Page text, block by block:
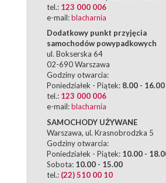
tel.: 123 000 006
e-mail:blacharnia
Dodatkowy punkt przyjęcia
samochodów powypadkowych
ul. Bokserska 64
02-690 Warszawa
Godziny otwarcia:
Poniedziałek - Piątek: 8.00 - 16.00
tel.: 123 000 006
e-mail:blacharnia
SAMOCHODY UŻYWANE
Warszawa, ul. Krasnobrodzka 5
Godziny otwarcia:
Poniedziałek - Piątek: 10.00 -
Sobota: 10.00 - 15.00
tel.: (22) 510 00 10